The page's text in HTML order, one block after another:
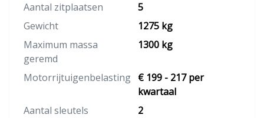
Aantal zitplaatsen
5
Gewicht
1275 kg
Maximum massa
geremd
1300 kg
Motorrijtuigenbelasting € 199 - 217 per
kwartaal
Aantal sleutels
2